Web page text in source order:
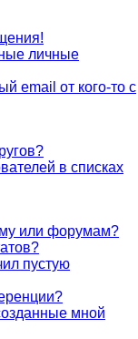
личные
email от кого-то с
в списках
или форумам?
пустую
мной